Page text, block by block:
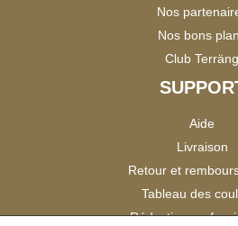
Nos
Nos bons
Club Terräng
Aide
Livraison
Retour et
Tableau des
Réduction